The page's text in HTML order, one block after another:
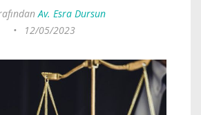
Av. Esra Dursun
•
12/05/2023